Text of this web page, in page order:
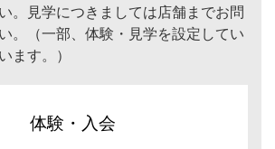
。見学につきましては店舗までお問
。（一部、体験・見学を設定してい
ます。）
体験・入会